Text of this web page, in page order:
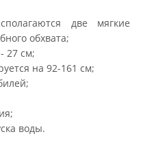
две мягкие
обхвата;
27 см;
на 92-161 см;
воды.